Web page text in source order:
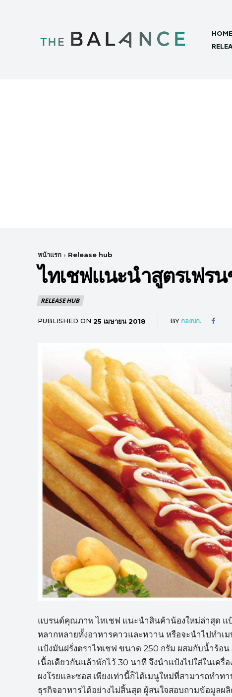
HOME
หน้าแรก Release hub
ไทเชฟแนะนำสูตรเฟร
RELEASE HUB
PUBLISHED ON 25 เมษายน 2018 BY กองบก.
แบรนด์คุณภาพ ไทเชฟ แนะนำสินค้าน้องใหม่ล่าสุด แ
หลากหลายทั้งอาหารคาวและหวาน หรือจะนำไปทำเ
แป้งมันฝรั่งตราไทเชฟ ขนาด 250 กรัม ผสมกับน้ำร้อ
เนื้อเดียวกันแล้วพักไว้ 30 นาที จึงนำแป้งไปใส่ในเค
ผงโรยและซอส เพียงเท่านี้ก็ได้เมนูใหม่ที่สามารถทำ
ธุรกิจอาหารได้อย่างไม่สิ้นสุด ผู้สนใจสอบถามข้อมูล